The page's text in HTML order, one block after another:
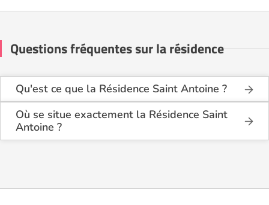
Questions fréquentes sur la résidence
Qu'est ce que la Résidence Saint Antoine ?
La Résidence Saint Antoine est une résidence
seniors de type foyer logement - résidence
autonomie .
Où se situe exactement la Résidence Saint
Antoine ?
La Résidence Saint Antoine est située Rue de La